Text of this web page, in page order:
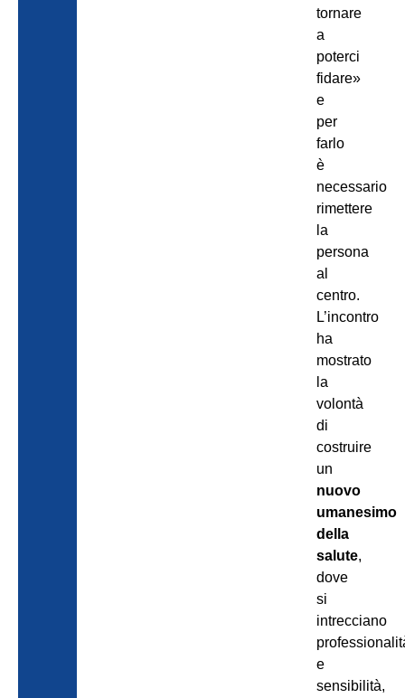
tornare
a
poterci
fidare»
e
per
farlo
è
necessario
rimettere
la
persona
al
centro.
L’incontro
ha
mostrato
la
volontà
di
costruire
un
nuovo
umanesimo
della
salute,
dove
si
intrecciano
e
sensibilità,